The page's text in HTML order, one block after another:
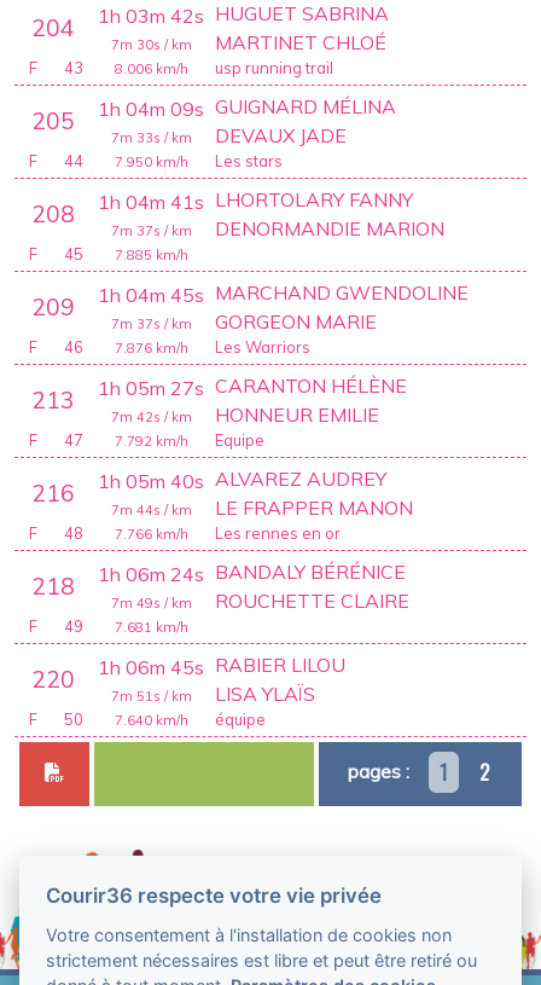
204 1h 03m 42s HUGUET SABRINA
MARTINET CHLOÉ
7m 30s / km
8.006 km/h
F 43 usp running trail
205 1h 04m 09s GUIGNARD MÉLINA
DEVAUX JADE
7m 33s / km
7.950 km/h
F 44 Les stars
208 1h 04m 41s LHORTOLARY FANNY
DENORMANDIE MARION
7m 37s / km
7.885 km/h
F 45
209 1h 04m 45s MARCHAND GWENDOLINE
GORGEON MARIE
7m 37s / km
7.876 km/h
F 46 Les Warriors
213 1h 05m 27s CARANTON HÉLÈNE
HONNEUR EMILIE
7m 42s / km
7.792 km/h
F 47 Equipe
216 1h 05m 40s ALVAREZ AUDREY
LE FRAPPER MANON
7m 44s / km
7.766 km/h
F 48 Les rennes en or
218 1h 06m 24s BANDALY BÉRÉNICE
ROUCHETTE CLAIRE
7m 49s / km
7.681 km/h
F 49
220 1h 06m 45s RABIER LILOU
LISA YLAÏS
7m 51s / km
7.640 km/h
F 50 équipe
pages : 1 2
Courir36 respecte votre vie privée
Votre consentement à l'installation de cookies non
strictement nécessaires est libre et peut être retiré ou